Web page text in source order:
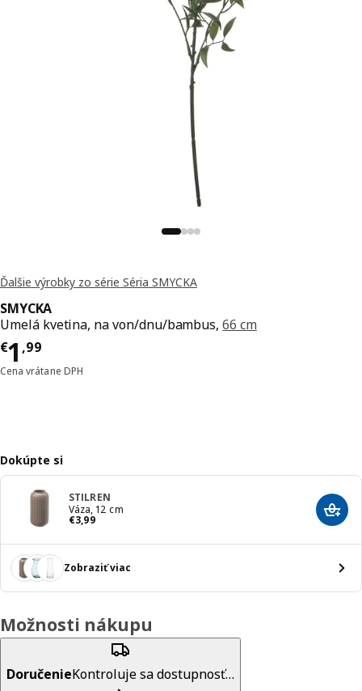
Ďalšie výrobky zo série Séria SMYCKA
SMYCKA
Umelá kvetina, na von/dnu/bambus,66 cm
€1 ,99
Cena € 1,99
Cena vrátane DPH
Dokúpte si
STILREN
Váza, 12 cm
€3,99
Cena € 3,99
Zobraziť viac
Možnosti nákupu
DoručenieKontroluje sa dostupnosť…